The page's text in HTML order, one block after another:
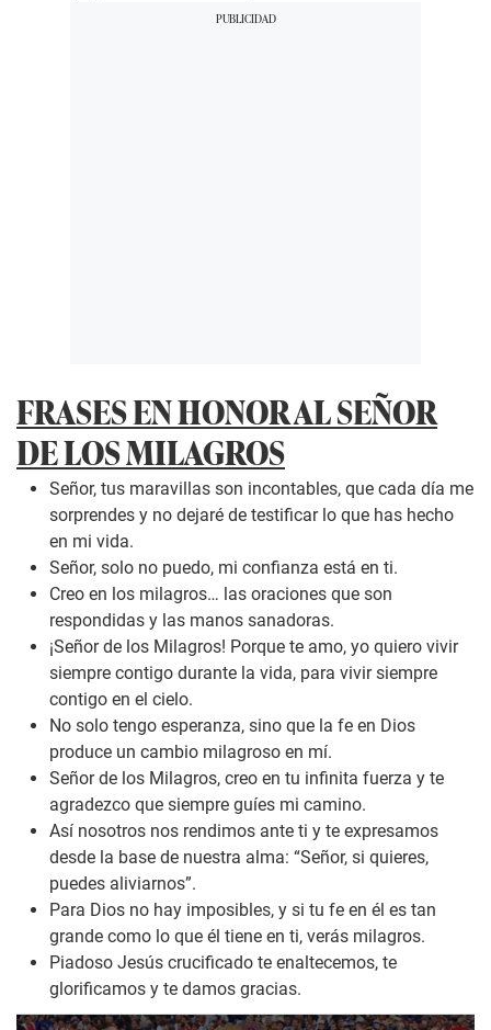
FRASES EN HONOR AL SEÑOR
DE LOS MILAGROS
Señor, tus maravillas son incontables, que cada día me
sorprendes y no dejaré de testificar lo que has hecho
en mi vida.
Señor, solo no puedo, mi confianza está en ti.
Creo en los milagros… las oraciones que son
respondidas y las manos sanadoras.
¡Señor de los Milagros! Porque te amo, yo quiero vivir
siempre contigo durante la vida, para vivir siempre
contigo en el cielo.
No solo tengo esperanza, sino que la fe en Dios
produce un cambio milagroso en mí.
Señor de los Milagros, creo en tu infinita fuerza y te
agradezco que siempre guíes mi camino.
Así nosotros nos rendimos ante ti y te expresamos
desde la base de nuestra alma: “Señor, si quieres,
puedes aliviarnos”.
Para Dios no hay imposibles, y si tu fe en él es tan
grande como lo que él tiene en ti, verás milagros.
Piadoso Jesús crucificado te enaltecemos, te
glorificamos y te damos gracias.